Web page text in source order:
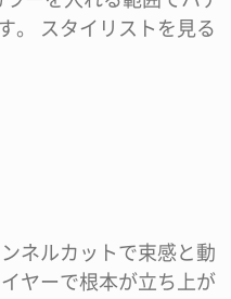
。 スタイリストを見る
ネルカットで束感と動
ヤーで根本が立ち上が